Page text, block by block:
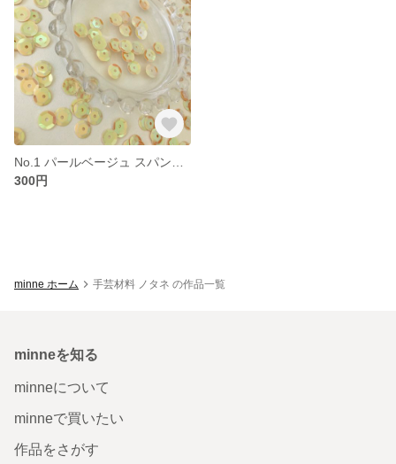
300円
minne ホーム 手芸材料 ノタネ の作品一覧
minneを知る
minneについて
minneで買いたい
作品をさがす